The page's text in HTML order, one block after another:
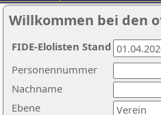
Willkommen bei den
Nachname
Ebene
Personennummer
FIDE-Elolisten Stand